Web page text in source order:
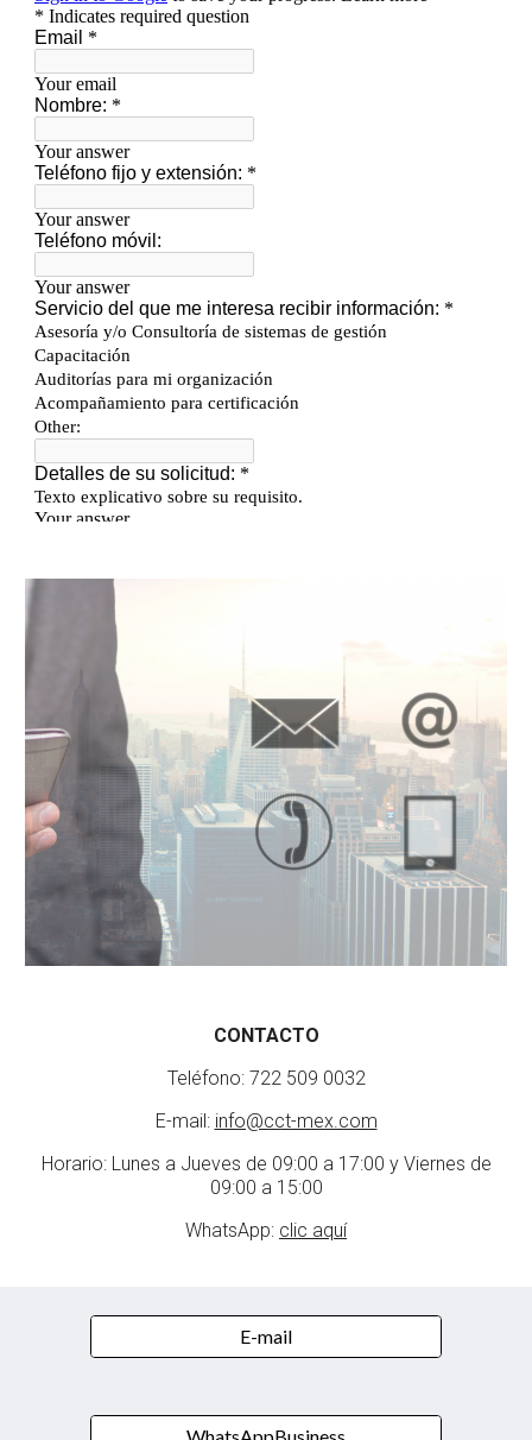
CONTACTO
Teléfono: 722 509 0032
E-mail: info@cct-mex.com
Horario: Lunes a Jueves de 09:00 a 17:00 y Viernes de
09:00 a 15:00
WhatsApp: clic aquí
E-mail